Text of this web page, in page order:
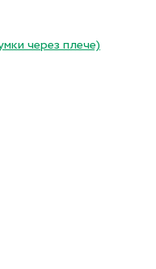
через плече)